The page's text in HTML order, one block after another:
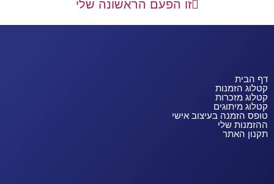
זו הפעם הראשונה שלי
דף הבית
קטלוג הזמנות
קטלוג מזכרות
קטלוג מיתוגים
טופס הזמנה בעיצוב אישי
ההזמנות שלי
תקנון האתר